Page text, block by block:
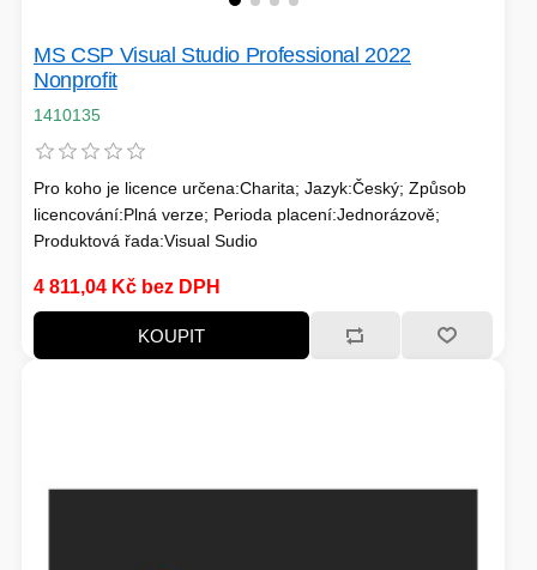
MS CSP Visual Studio Professional 2022
Nonprofit
1410135
Pro koho je licence určena:Charita; Jazyk:Český; Způsob
licencování:Plná verze; Perioda placení:Jednorázově;
Produktová řada:Visual Sudio
4 811,04 Kč bez DPH
KOUPIT